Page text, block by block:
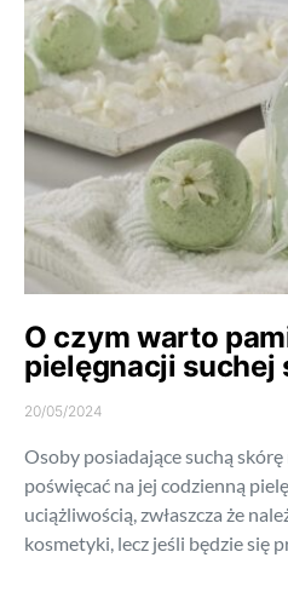
O czym warto
pielęgnacji suchej
20/05/2024
Osoby posiadające suchą skórę
poświęcać na jej codzienną
uciążliwością, zwłaszcza że
kosmetyki, lecz jeśli będzie się